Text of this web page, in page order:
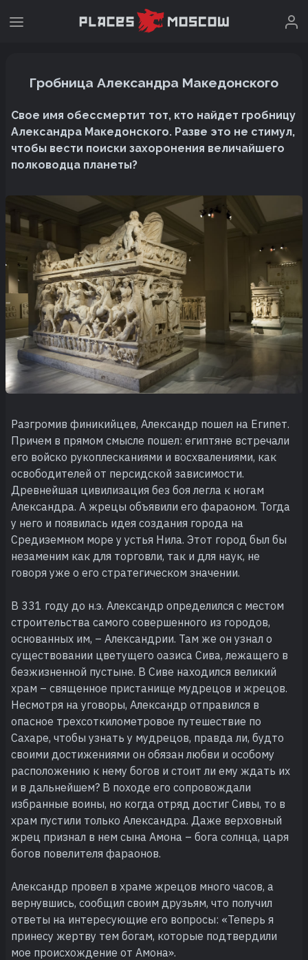
Гробница Александра Македонского
Свое имя обессмертит тот, кто найдет гробницу
Александра Македонского. Разве это не стимул,
чтобы вести поиски захоронения величайшего
полководца планеты?
Разгромив финикийцев, Александр пошел на Египет.
Причем в прямом смысле пошел: египтяне встречали
его войско рукоплесканиями и восхвалениями, как
освободителей от пер­сидской зависимости.
Древнейшая цивилизация без боя легла к ногам
Александра. А жрецы объявили его фараоном. Тогда
у него и появилась идея создания города на
Средиземном море у устья Нила. Этот город был бы
незаменим как для торговли, так и для наук, не
говоря уже о его стратегическом значении.
В 331 году до н.э. Александр определился с местом
строительства самого совершенного из городов,
основанных им, – Александрии. Там же он узнал о
существовании цветущего оазиса Сива, лежащего в
безжизненной пустыне. В Сиве находился великий
храм – священное пристанище мудрецов и жрецов.
Несмотря на уговоры, Александр отправился в
опасное трехсоткилометровое путешествие по
Сахаре, чтобы узнать у мудрецов, правда ли, будто
своими достижениями он обязан любви и особому
расположению к нему богов и стоит ли ему ждать их
и в дальнейшем? В походе его сопровождали
избранные воины, но когда отряд достиг Сивы, то в
храм пустили только Александра. Даже верховный
жрец признал в нем сына Амона – бога солнца, царя
богов повелителя фараонов.
Александр провел в храме жрецов много часов, а
вернувшись, сообщил своим друзьям, что получил
ответы на интересующие его вопросы: «Теперь я
принесу жертву тем богам, которые подтвердили
мое происхождение от Амона».